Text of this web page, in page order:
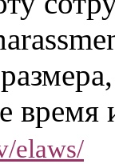
elaws/